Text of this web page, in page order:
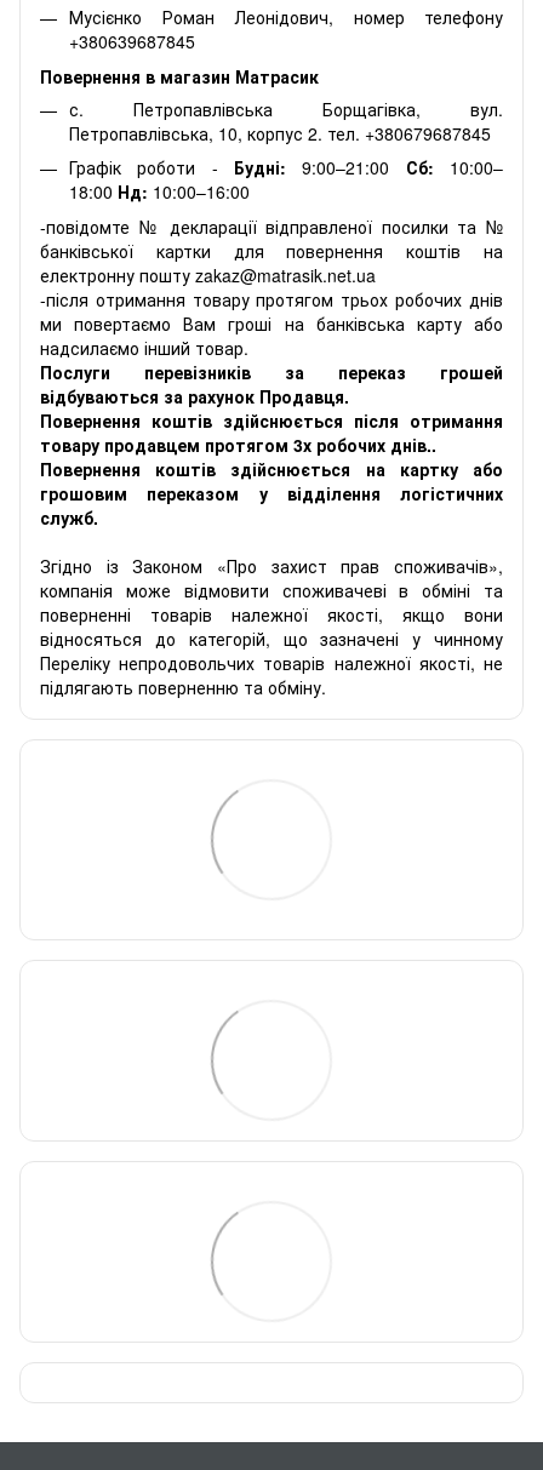
Мусієнко Роман Леонідович, номер телефону
+380639687845
Повернення в магазин Матрасик
с. Петропавлівська Борщагівка, вул.
Петропавлівська, 10, корпус 2. тел. +380679687845
Графік роботи - Будні: 9:00–21:00 Сб: 10:00–
18:00 Нд: 10:00–16:00
-повідомте № декларації відправленої посилки та №
банківської картки для повернення коштів на
електронну пошту zakaz@matrasik.net.ua
-після отримання товару протягом трьох робочих днів
ми повертаємо Вам гроші на банківська карту або
надсилаємо інший товар.
Послуги перевізників за переказ грошей
відбуваються за рахунок Продавця.
Повернення коштів здійснюється після отримання
товару продавцем протягом 3х робочих днів..
Повернення коштів здійснюється на картку або
грошовим переказом у відділення логістичних
служб.
Згідно із Законом «Про захист прав споживачів»,
компанія може відмовити споживачеві в обміні та
поверненні товарів належної якості, якщо вони
відносяться до категорій, що зазначені у чинному
Переліку непродовольчих товарів належної якості, не
підлягають поверненню та обміну.